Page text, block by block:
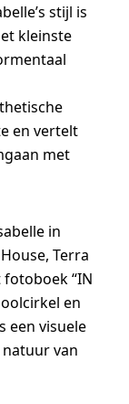
stijl is
kleinste
en vertelt
met
in
Terra
“IN
en
een visuele
van